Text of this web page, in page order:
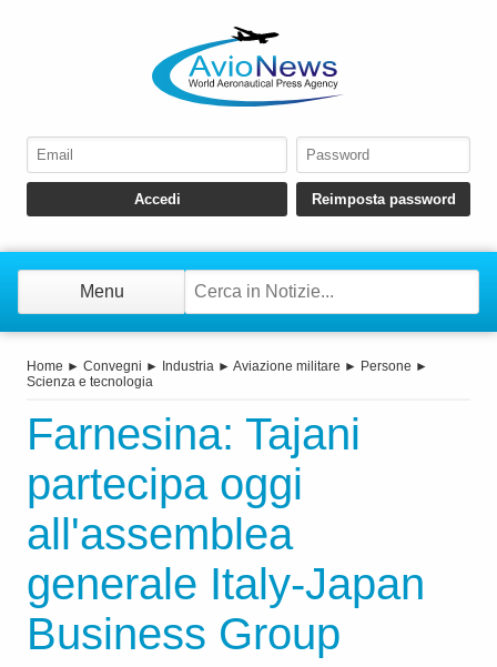
Menu
Home ► Convegni ► Industria ► Aviazione militare ► Persone ►
Scienza e tecnologia
Farnesina: Tajani
partecipa oggi
all'assemblea
generale Italy-Japan
Business Group